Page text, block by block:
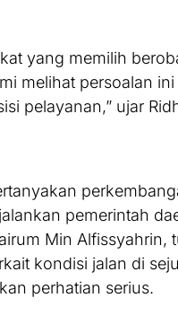
yang memilih
melihat persoalan
pelayanan,” ujar
pemerintah
Min Alfissyahrin,
kondisi jalan di
perhatian serius.